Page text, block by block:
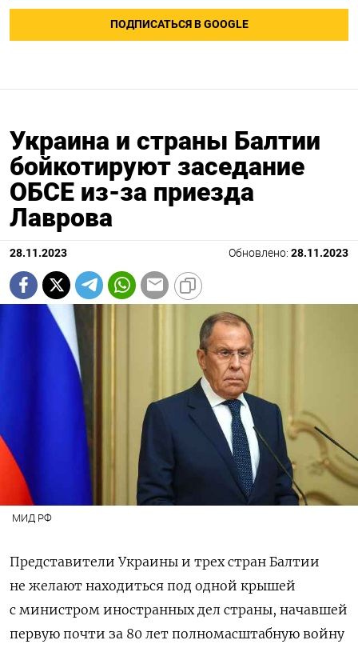
ПОДПИСАТЬСЯ В GOOGLE
Украина и страны Балтии
бойкотируют заседание
ОБСЕ из-за приезда
Лаврова
28.11.2023 Обновлено: 28.11.2023
МИД РФ
Представители Украины и трех стран Балтии
не желают находиться под одной крышей
с министром иностранных дел страны, начавшей
первую почти за 80 лет полномасштабную войну